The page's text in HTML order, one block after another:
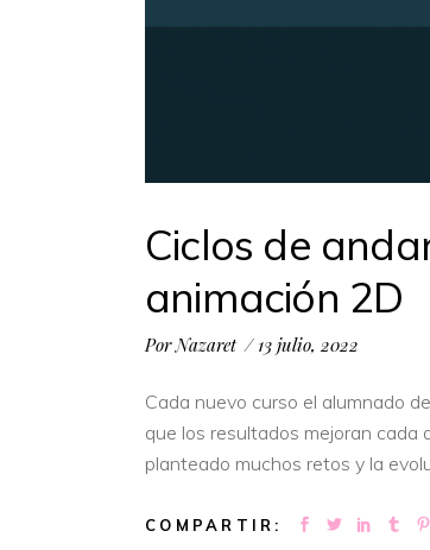
Ciclos de
animación 2D
PorNazaret 13 julio, 2022
Cada nuevo curso el alumnado
que los resultados mejoran cada
planteado muchos retos y la
COMPARTIR: